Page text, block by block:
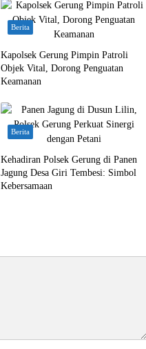
Berita
Kapolsek Gerung Pimpin Patroli
Objek Vital, Dorong Penguatan
Keamanan
Berita
Kehadiran Polsek Gerung di Panen
Jagung Desa Giri Tembesi: Simbol
Kebersamaan